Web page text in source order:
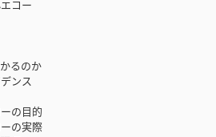
コー
るのか
ンス
の目的
の実際